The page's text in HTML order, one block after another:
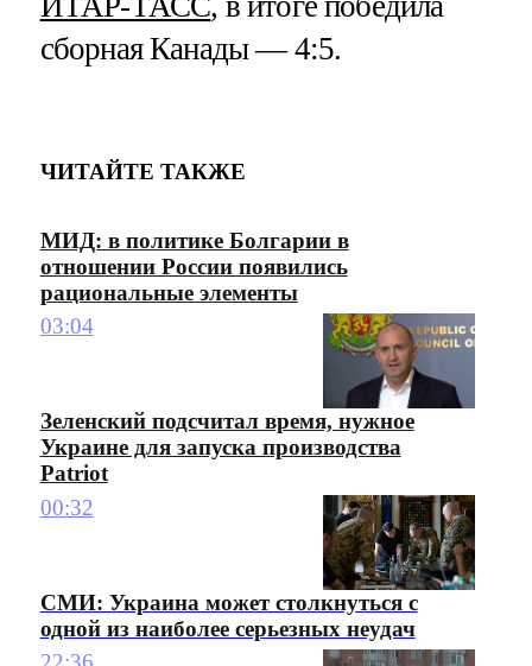
сборная Канады — 4:5.
ЧИТАЙТЕ ТАКЖЕ
МИД: в политике Болгарии в
отношении России появились
рациональные элементы
03:04
Зеленский подсчитал время, нужное
Украине для запуска производства
Patriot
00:32
СМИ: Украина может столкнуться с
одной из наиболее серьезных неудач